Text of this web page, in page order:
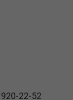
22-52